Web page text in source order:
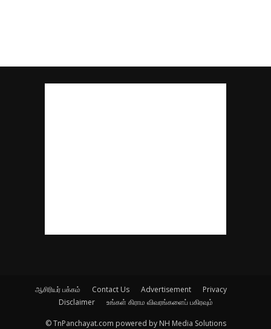
ஆசிரியர் பக்கம் Contact Us Advertisement
Privacy
Disclaimer
உங்கள் கிராம விவரங்களைப் பகிரவும்
© TnPanchayat.com powered by NH Media Solutions